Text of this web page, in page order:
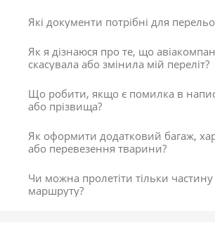
Які документи потрібні для
Як я дізнаюся про те, що
скасувала або змінила мій переліт?
Що робити, якщо є помилка в
або прізвища?
Як оформити додатковий багаж,
або перевезення тварини?
Чи можна пролетіти тільки частину
маршруту?